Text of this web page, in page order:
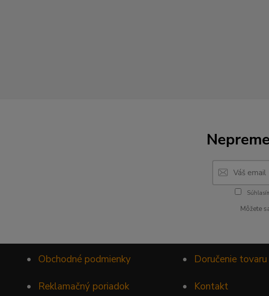
Môžete
• Obchodné podmienky
• Reklamačný poriadok
• Doručenie
• Kontakt